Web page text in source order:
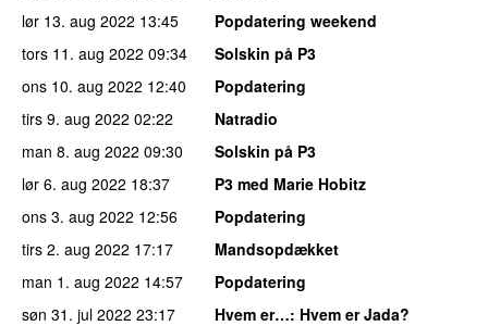
lør 13. aug 2022 13:45
Popdatering weekend
tors 11. aug 2022 09:34
Solskin på P3
ons 10. aug 2022 12:40
Popdatering
tirs 9. aug 2022 02:22
Natradio
man 8. aug 2022 09:30
Solskin på P3
lør 6. aug 2022 18:37
P3 med Marie Hobitz
ons 3. aug 2022 12:56
Popdatering
tirs 2. aug 2022 17:17
Mandsopdækket
man 1. aug 2022 14:57
Popdatering
søn 31. jul 2022 23:17 Hvem er…: Hvem er Jada?